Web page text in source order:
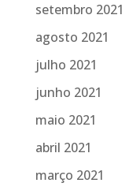
setembro 2021
agosto 2021
julho 2021
junho 2021
maio 2021
abril 2021
março 2021